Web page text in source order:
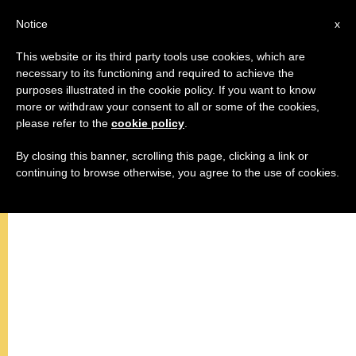
كلمة البابا بندكتس السادس عشر إلى
القادة الدينيين في الجليل
x
Notice
This website or its third party tools use cookies, which are
necessary to its functioning and required to achieve the
purposes illustrated in the cookie policy. If you want to know
more or withdraw your consent to all or some of the cookies,
please refer to the cookie policy
By closing this banner, scrolling this page, clicking a link or
continuing to browse otherwise, you agree to the use of cookies.